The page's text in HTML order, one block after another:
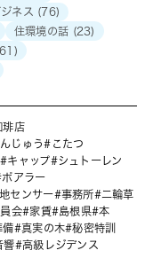
ジネス (76)
住環境の話 (23)
琲店
じゅう
こたつ
キャップ
シュトーレン
ポアラー
センサー 事務所
二輪草
会 家賃 島根県
本
備 真実の木
秘密特訓
響 高級レジデンス